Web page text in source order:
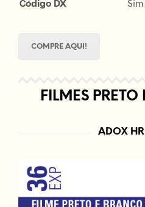
Código DX
COMPRE AQUI!
FILMES
ADOX